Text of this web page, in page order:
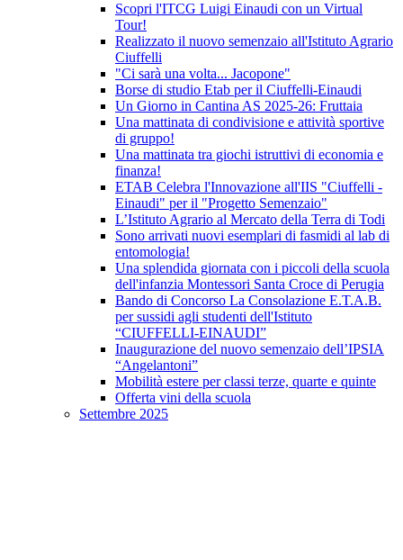
Scopri l'ITCG Luigi Einaudi con un Virtual
Tour!
Realizzato il nuovo semenzaio all'Istituto Agrario
Ciuffelli
"Ci sarà una volta... Jacopone"
Borse di studio Etab per il Ciuffelli-Einaudi
Un Giorno in Cantina AS 2025-26: Fruttaia
Una mattinata di condivisione e attività sportive
di gruppo!
Una mattinata tra giochi istruttivi di economia e
finanza!
ETAB Celebra l'Innovazione all'IIS "Ciuffelli -
Einaudi" per il "Progetto Semenzaio"
L’Istituto Agrario al Mercato della Terra di Todi
Sono arrivati nuovi esemplari di fasmidi al lab di
entomologia!
Una splendida giornata con i piccoli della scuola
dell'infanzia Montessori Santa Croce di Perugia
Bando di Concorso La Consolazione E.T.A.B.
per sussidi agli studenti dell'Istituto
“CIUFFELLI-EINAUDI”
Inaugurazione del nuovo semenzaio dell’IPSIA
“Angelantoni”
Mobilità estere per classi terze, quarte e quinte
Offerta vini della scuola
Settembre 2025